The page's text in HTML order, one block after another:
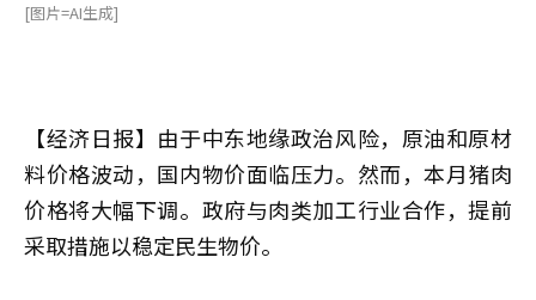
[图片=AI生成]
【经济日报】由于中东地缘政治风险，原油和原材
料价格波动，国内物价面临压力。然而，本月猪肉
价格将大幅下调。政府与肉类加工行业合作，提前
采取措施以稳定民生物价。